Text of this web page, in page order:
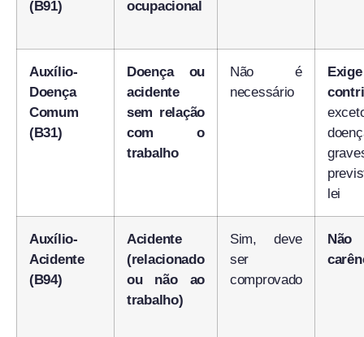
(B91)
ocupacional
Auxílio-
Doença
Comum
(B31)
Doença ou
acidente
sem relação
com o
trabalho
Não é
necessário
lei
Auxílio-
Acidente
(B94)
Acidente
(relacionado
ou não ao
trabalho)
Sim, deve
ser
comprovado